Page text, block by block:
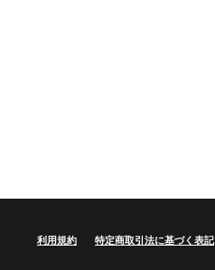
利用規約 特定商取引法に基づく表記